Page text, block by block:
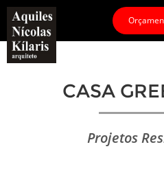
CASA
Projetos